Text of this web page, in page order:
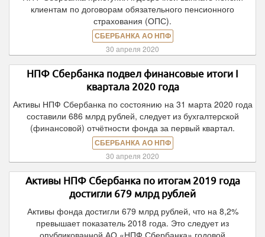
клиентам по договорам обязательного пенсионного
страхования (ОПС).
СБЕРБАНКА АО НПФ
30 апреля 2020
НПФ Сбербанка подвел финансовые итоги I
квартала 2020 года
Активы НПФ Сбербанка по состоянию на 31 марта 2020 года
составили 686 млрд рублей, следует из бухгалтерской
(финансовой) отчётности фонда за первый квартал.
СБЕРБАНКА АО НПФ
30 апреля 2020
Активы НПФ Сбербанка по итогам 2019 года
достигли 679 млрд рублей
Активы фонда достигли 679 млрд рублей, что на 8,2%
превышает показатель 2018 года. Это следует из
опубликованной АО «НПФ Сбербанка» годовой